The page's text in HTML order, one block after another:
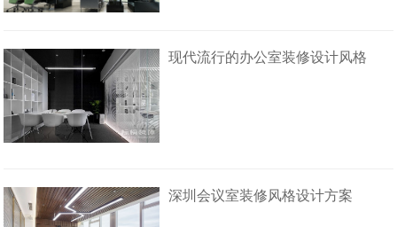
现代流行的办公室装修设计风格
深圳会议室装修风格设计方案